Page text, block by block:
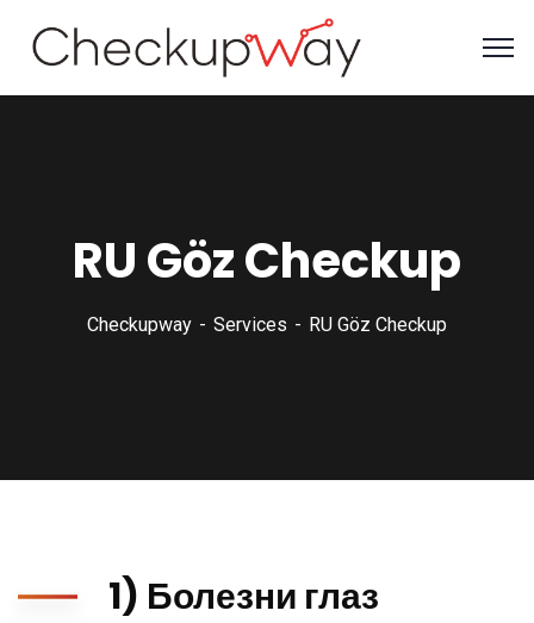
RU Göz Checkup
Checkupway Services RU Göz Checkup
1) Болезни глаз